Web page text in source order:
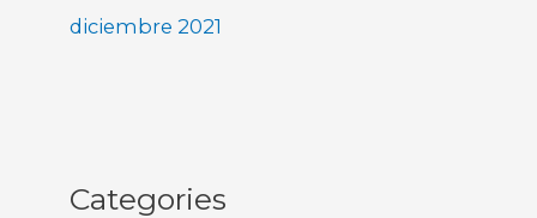
diciembre 2021
Categories